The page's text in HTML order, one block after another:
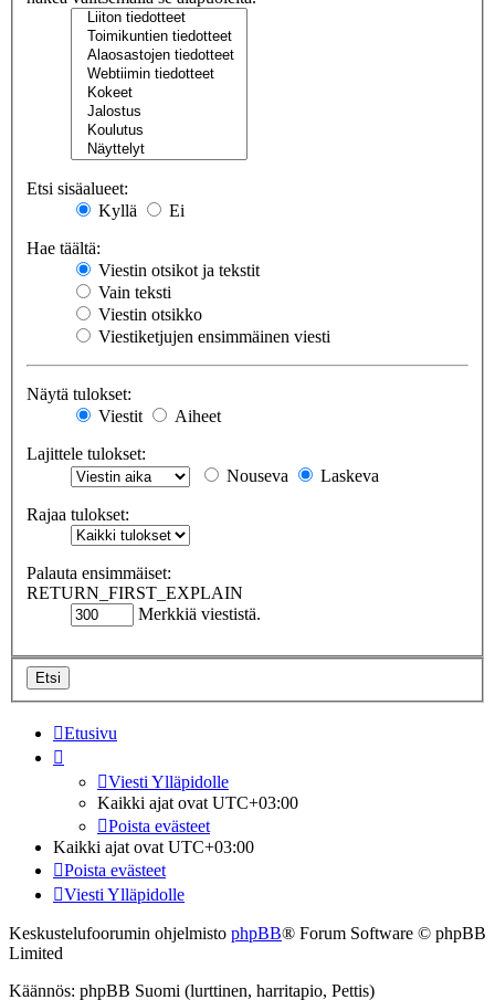
Etsi sisäalueet:
Kyllä
Ei
Hae täältä:
Viestin otsikot ja tekstit
Vain teksti
Viestin otsikko
Viestiketjujen ensimmäinen viesti
Näytä tulokset:
Viestit
Aiheet
Lajittele tulokset:
Nouseva
Laskeva
Rajaa tulokset:
Palauta ensimmäiset:
RETURN_FIRST_EXPLAIN
Merkkiä viestistä.
Etusivu
Viesti Ylläpidolle
Kaikki ajat ovat UTC+03:00
Poista evästeet
Kaikki ajat ovat UTC+03:00
Poista evästeet
Viesti Ylläpidolle
Keskustelufoorumin ohjelmisto phpBB® Forum Software © phpBB
Limited
Käännös: phpBB Suomi (lurttinen, harritapio, Pettis)